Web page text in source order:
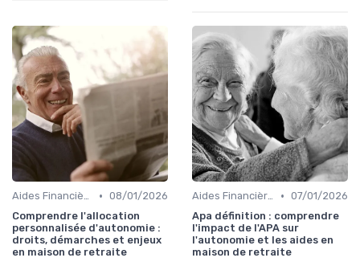
Aides Financières et Subventions • 08/01/2026
Comprendre l'allocation
personnalisée d'autonomie :
droits, démarches et enjeux
en maison de retraite
Aides Financières et Subventions • 07/01/2026
Apa définition : comprendre
l'impact de l'APA sur
l'autonomie et les aides en
maison de retraite